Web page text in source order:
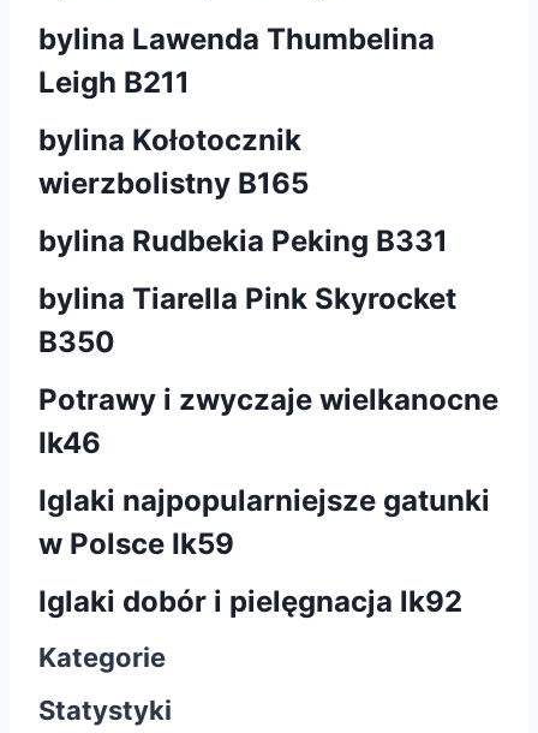
bylina Lawenda Thumbelina
Leigh B211
bylina Kołotocznik
wierzbolistny B165
bylina Rudbekia Peking B331
bylina Tiarella Pink Skyrocket
B350
Potrawy i zwyczaje wielkanocne
Ik46
Iglaki najpopularniejsze gatunki
w Polsce Ik59
Iglaki dobór i pielęgnacja lk92
Kategorie
Statystyki